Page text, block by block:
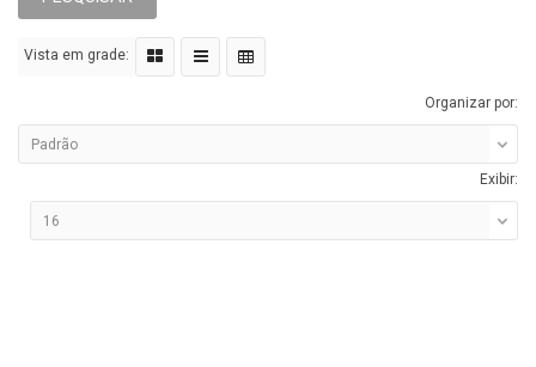
Vista em grade:
Organizar por:
Exibir: